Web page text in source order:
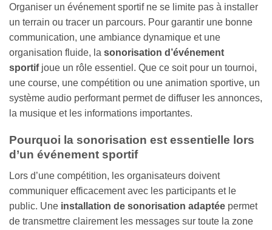
Organiser un événement sportif ne se limite pas à installer
un terrain ou tracer un parcours. Pour garantir une bonne
communication, une ambiance dynamique et une
organisation fluide, la sonorisation d’événement
sportifjoue un rôle essentiel. Que ce soit pour un tournoi,
une course, une compétition ou une animation sportive, un
système audio performant permet de diffuser les annonces,
la musique et les informations importantes.
Pourquoi la sonorisation est essentielle lors
d’un événement sportif
Lors d’une compétition, les organisateurs doivent
communiquer efficacement avec les participants et le
public. Une installation de sonorisation adaptée permet
de transmettre clairement les messages sur toute la zone